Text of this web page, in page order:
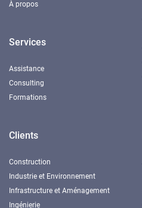
À propos
Services
Assistance
Consulting
Formations
Clients
Construction
Industrie et Environnement
Infrastructure et Aménagement
Ingénierie